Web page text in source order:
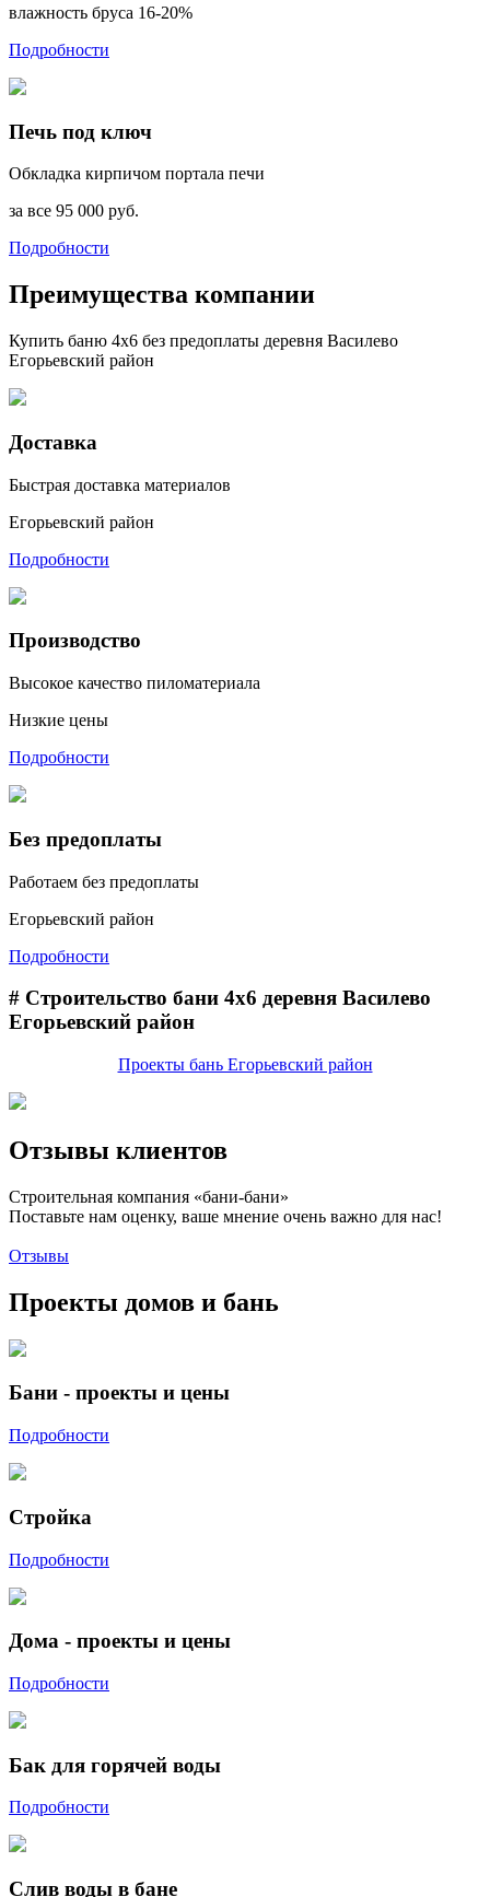
влажность бруса 16-20%
Подробности
Печь под ключ
Обкладка кирпичом портала печи
за все 95 000 руб.
Подробности
Преимущества компании
Купить баню 4х6 без предоплаты деревня Василево
Егорьевский район
Доставка
Быстрая доставка материалов
Егорьевский район
Подробности
Производство
Высокое качество пиломатериала
Низкие цены
Подробности
Без предоплаты
Работаем без предоплаты
Егорьевский район
Подробности
# Строительство бани 4х6 деревня Василево
Егорьевский район
Проекты бань Егорьевский район
Отзывы клиентов
Строительная компания «бани-бани»
Поставьте нам оценку, ваше мнение очень важно для нас!
Отзывы
Проекты домов и бань
Бани - проекты и цены
Подробности
Стройка
Подробности
Дома - проекты и цены
Подробности
Бак для горячей воды
Подробности
Слив воды в бане